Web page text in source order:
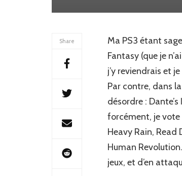
Share
Ma PS3 étant
Fantasy (que je
j’y reviendrais et
Par contre, dans
désordre :
forcément, je vote
Heavy Rain,
Human
jeux, et d’en